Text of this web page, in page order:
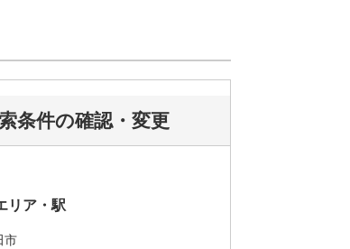
条件の確認・変更
リア・駅
市